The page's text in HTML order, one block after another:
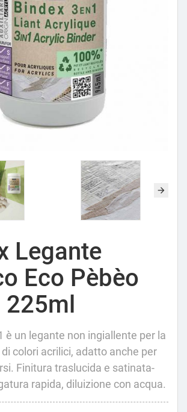
Legante
Eco Pèbèo
è un legante non ingiallente per la
colori acrilici, adatto anche per
Finitura traslucida e satinata-
rapida, diluizione con acqua.